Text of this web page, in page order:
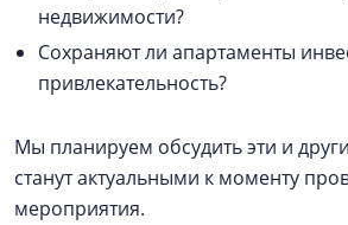
недвижимости?
Сохраняют ли апартаменты
привлекательность?
Мы планируем обсудить эти и
станут актуальными к моменту
мероприятия.